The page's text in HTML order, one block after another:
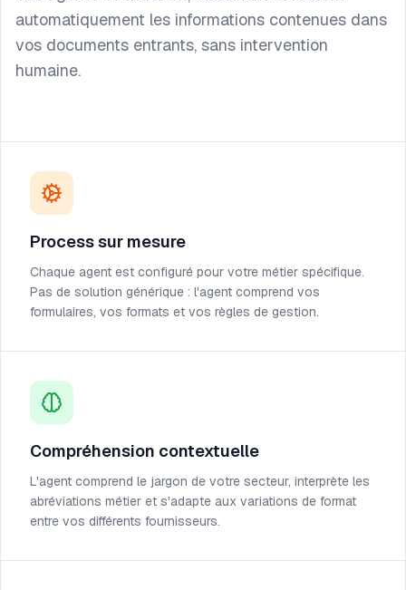
automatiquement les informations contenues dans
vos documents entrants, sans intervention
humaine.
Process sur mesure
Chaque agent est configuré pour votre métier spécifique.
Pas de solution générique : l'agent comprend vos
formulaires, vos formats et vos règles de gestion.
Compréhension contextuelle
L'agent comprend le jargon de votre secteur, interprète les
abréviations métier et s'adapte aux variations de format
entre vos différents fournisseurs.